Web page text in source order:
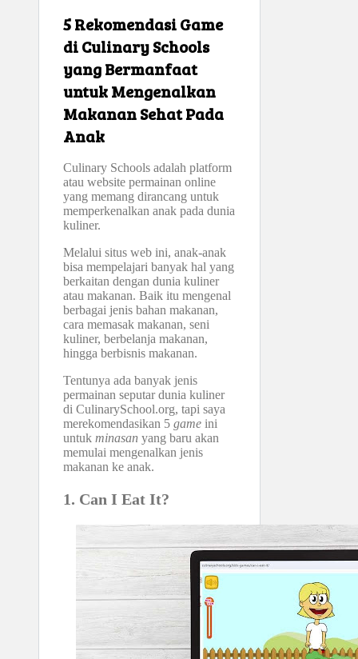
5 Rekomendasi Game
di Culinary Schools
yang Bermanfaat
untuk Mengenalkan
Makanan Sehat Pada
Anak
Culinary Schools adalah platform
atau website permainan online
yang memang dirancang untuk
memperkenalkan anak pada dunia
kuliner.
Melalui situs web ini, anak-anak
bisa mempelajari banyak hal yang
berkaitan dengan dunia kuliner
atau makanan. Baik itu mengenal
berbagai jenis bahan makanan,
cara memasak makanan, seni
kuliner, berbelanja makanan,
hingga berbisnis makanan.
Tentunya ada banyak jenis
permainan seputar dunia kuliner
di CulinarySchool.org, tapi saya
merekomendasikan 5 game ini
untuk minasan yang baru akan
memulai mengenalkan jenis
makanan ke anak.
1. Can I Eat It?